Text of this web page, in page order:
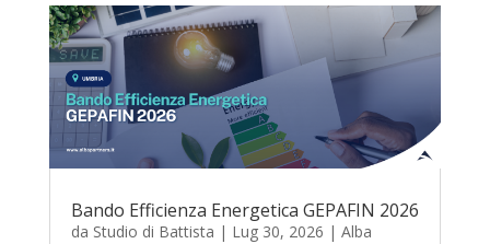
Bando Efficienza Energetica GEPAFIN 2026
da Studio di Battista | Lug 30, 2026 | Alba